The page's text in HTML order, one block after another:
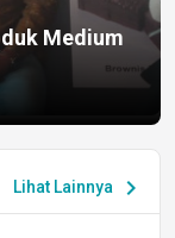
Medium
Lihat Lainnya chevron_right